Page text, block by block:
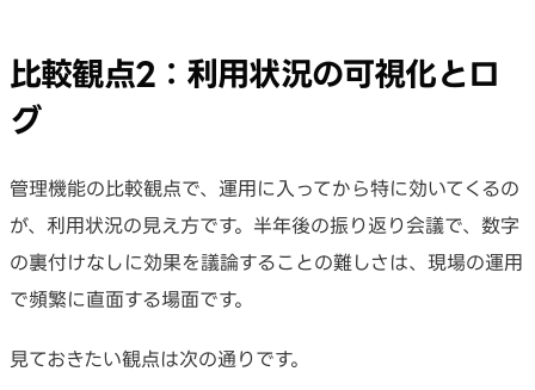
比較観点2：利用状況の可視化とロ
グ
管理機能の比較観点で、運用に入ってから特に効いてくるの
が、利用状況の見え方です。半年後の振り返り会議で、数字
の裏付けなしに効果を議論することの難しさは、現場の運用
で頻繁に直面する場面です。
見ておきたい観点は次の通りです。